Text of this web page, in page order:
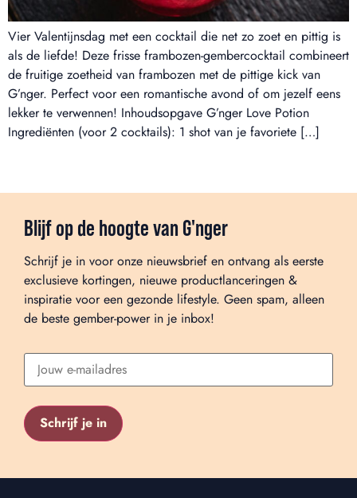
Vier Valentijnsdag met een cocktail die net zo zoet en pittig is
als de liefde! Deze frisse frambozen-gembercocktail combineert
de fruitige zoetheid van frambozen met de pittige kick van
G’nger. Perfect voor een romantische avond of om jezelf eens
lekker te verwennen! Inhoudsopgave G’nger Love Potion
Ingrediënten (voor 2 cocktails): 1 shot van je favoriete […]
Blijf op de hoogte van G'nger
Schrijf je in voor onze nieuwsbrief en ontvang als eerste
exclusieve kortingen, nieuwe productlanceringen &
inspiratie voor een gezonde lifestyle. Geen spam, alleen
de beste gember-power in je inbox!